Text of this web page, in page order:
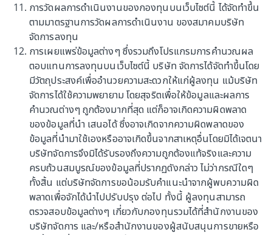
แสดงเพิ่มเติม
สำรวจเอไอเอ
กองทุนและบริการ
มุมมองการลงทุนและข่าวสาร
ศูนย์ช่วยเหลือและบริการลูกค้า
บริษัท หลักทรัพย์จัดการกองทุน เอไอเอ (ประเทศไทย) จำกัด
+ 662 353 8822 กด 1
เว็บไซต์นี้ใช้คุกกี้เพื่อวัตถุประสงค์ในการปรับปรุงประสบการณ์ของผู้ใช้ให้ดียิ่ง
ขึ้น ท่านสามารถศึกษารายละเอียดเพิ่มเติมเกี่ยวกับประเภทของคุกกี้ที่เราจัด
การวัดผลการดำเนินงานของกองทุนบนเว็บไซต์นี้ ได้จัดทำขึ้น
ตามมาตรฐานการวัดผลการดำเนินงาน ของสมาคมบริษัท
จัดการลงทุน
การเผยแพร่ข้อมูลต่างๆ ซึ่งรวมถึงโปรแกรมการคำนวณผล
ตอบแทนการลงทุนบนเว็บไซต์นี้ บริษัท จัดการได้จัดทำขึ้นโดย
มีวัตถุประสงค์เพื่ออำนวยความสะดวกให้แก่ผู้ลงทุน แม้บริษัท
จัดการได้ใช้ความพยายาม โดยสุจริตเพื่อให้ข้อมูลและผลการ
คำนวณต่างๆ ถูกต้องมากที่สุด แต่ก็อาจเกิดความผิดพลาด
ของข้อมูลที่นำ เสนอได้ ซึ่งอาจเกิดจากความผิดพลาดของ
ข้อมูลที่นำมาใช้เองหรืออาจเกิดขึ้นจากสาเหตุอื่นโดยมิได้เจตนา
บริษัทจัดการจึงมิได้รับรองถึงความถูกต้องแท้จริงและความ
ครบถ้วนสมบูรณ์ของข้อมูลที่ปรากฏดังกล่าว ไม่ว่ากรณีใดๆ
ทั้งสิ้น แต่บริษัทจัดการขอน้อมรับคำแนะนำจากผู้พบความผิด
พลาดเพื่อจักได้นำไปปรับปรุง ต่อไป ทั้งนี้ ผู้ลงทุนสามารถ
ตรวจสอบข้อมูลต่างๆ เกี่ยวกับกองทุนรวมได้ที่สำนักงานของ
บริษัทจัดการ และ/หรือสำนักงานของผู้สนับสนุนการขายหรือ